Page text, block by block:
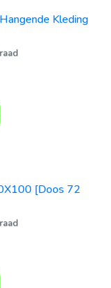
Kleding
[Doos 72